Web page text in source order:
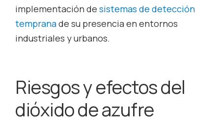
implementación desistemas de detección
tempranade su presencia en entornos
industriales y urbanos.
Riesgos y efectos del
dióxido de azufre